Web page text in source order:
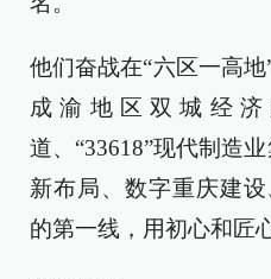
他们奋战在“六区一高
成渝地区双城经
道、“33618”现代制造
新布局、数字重庆建
的第一线，用初心和匠